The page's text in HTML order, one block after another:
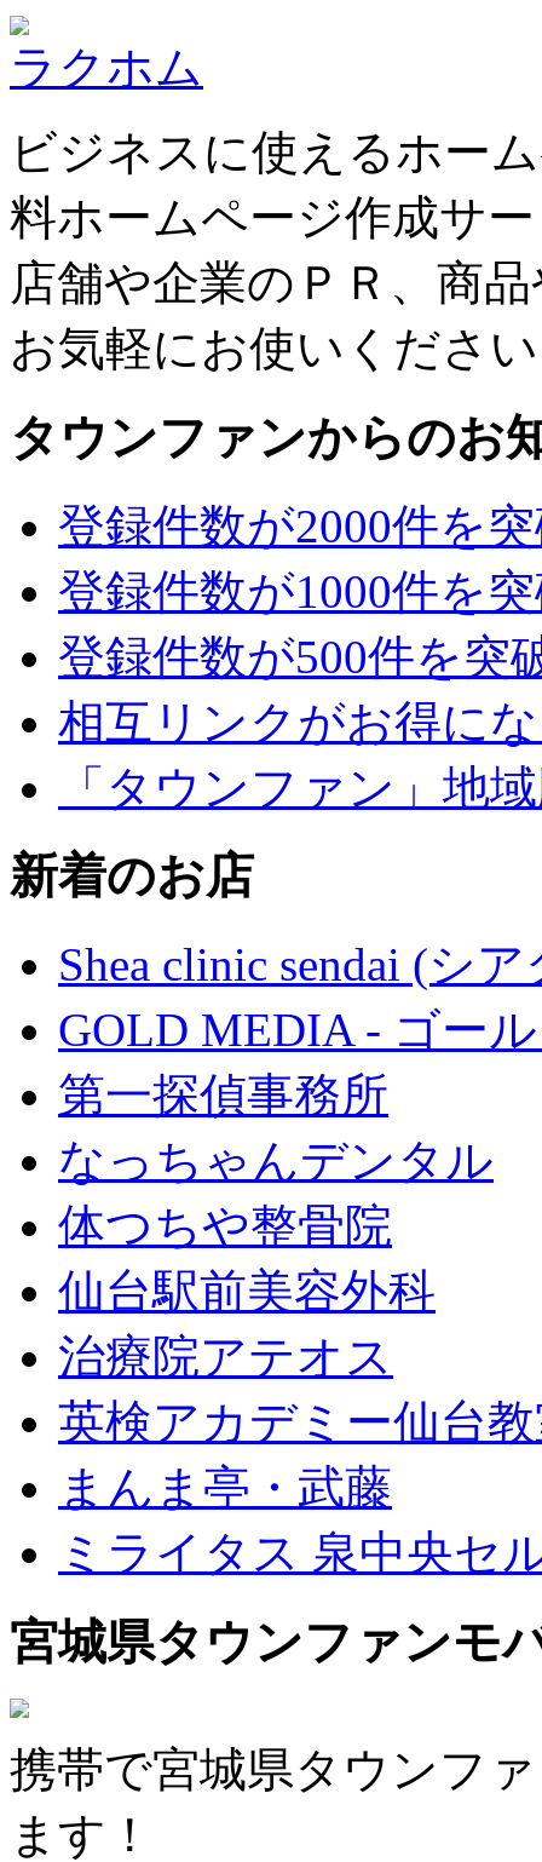
ラクホム
ビジネスに使えるホー
料ホームページ作成サ
店舗や企業のＰＲ、商
お気軽にお使いくださ
タウンファンからのお
登録件数が2000件を
登録件数が1000件を
登録件数が500件を突
相互リンクがお得に
「タウンファン」地
新着のお店
Shea clinic sendai (シ
GOLD MEDIA - ゴー
第一探偵事務所
なっちゃんデンタル
体つちや整骨院
仙台駅前美容外科
治療院アテオス
英検アカデミー仙台
まんま亭・武藤
ミライタス 泉中央セ
宮城県タウンファンモ
携帯で宮城県タウンフ
ます！